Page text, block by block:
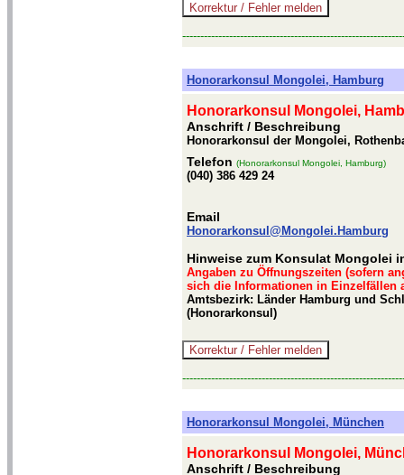
Honorarkonsul Mongolei, Hamburg
Honorarkonsul Mongolei,
Anschrift / Beschreibung
Honorarkonsul der Mongolei,
Telefon (Honorarkonsul Mongolei, Hamburg)
(040) 386 429 24
Email
Honorarkonsul@Mongolei.Hamburg
Hinweise zum Konsulat Mongolei
Angaben zu Öffnungszeiten (sofern
sich die Informationen in Einzelfällen
Amtsbezirk: Länder Hamburg und
(Honorarkonsul)
Honorarkonsul Mongolei, München
Honorarkonsul Mongolei,
Anschrift / Beschreibung